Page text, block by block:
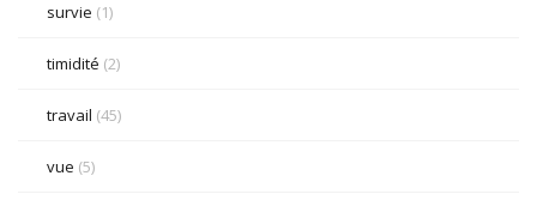
survie (1)
timidité (2)
travail (45)
vue (5)